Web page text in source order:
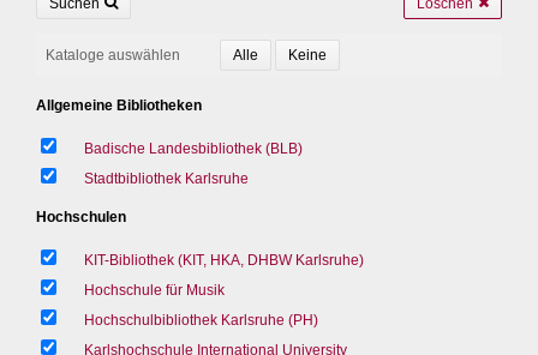
Suchen Löschen
Kataloge auswählen
Allgemeine Bibliotheken
Badische Landesbibliothek (BLB)
Stadtbibliothek Karlsruhe
Hochschulen
KIT-Bibliothek (KIT, HKA, DHBW Karlsruhe)
Hochschule für Musik
Hochschulbibliothek Karlsruhe (PH)
Karlshochschule International University